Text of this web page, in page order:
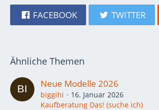
FACEBOOK TWITTER
Ähnliche Themen
Neue Modelle 2026
biggihi
16. Januar 2026
Kaufberatung Das! (suche ich)